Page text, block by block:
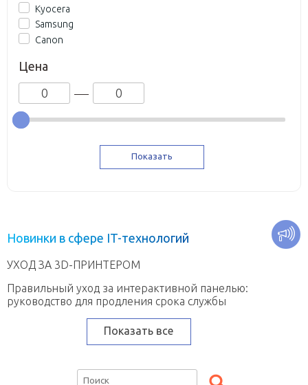
Kyocera
Samsung
Canon
Цена
Новинки в сфере IT-технологий
УХОД ЗА 3D-ПРИНТЕРОМ
Правильный уход за интерактивной панелью:
руководство для продления срока службы
Показать все